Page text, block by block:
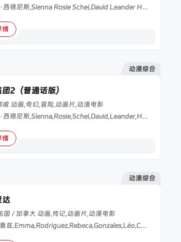
凯瑞·豪根·西德尼斯,Sienna Rosie Schei,David Leander Helgor,Lisa Stokke,哈瓦德·巴克,尼尔斯·约恩·卡尔斯塔德,杰普·贝克·劳尔森,Jan Martin Johnsen,Fridtjof Stens?th Josefsen,Terje Formoe,Charlotte Frogner,雅各布·奥福特布罗
情
动漫综合
2（普通话版）
威 动画,奇幻,冒险,动画片,动漫电影
凯瑞·豪根·西德尼斯,Sienna,Rosie,Schei,David,Leander,Helgor,Lisa,Stokke,哈瓦德·巴克,尼尔斯·约恩·卡尔斯塔德,杰普·贝克·劳尔森,Jan,Martin,Johnsen,Fridtjof,Stensæth,Josefsen,Terje,Formoe,Charlotte,Frogner,雅各布·奥福特布罗
情
动漫综合
达
国 / 加拿大 动画,传记,动画片,动漫电影
奥利维娅·鲁兹,Emma,Rodriguez,Rebeca,Gonzales,Léo,Côté,Sophie,Faucher,曼努尔·泰德罗斯,Anne,Girard,Joey,Bélanger